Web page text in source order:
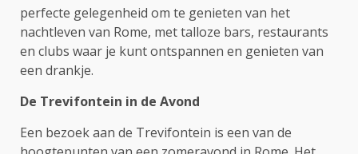
perfecte gelegenheid om te genieten van het
nachtleven van Rome, met talloze bars, restaurants
en clubs waar je kunt ontspannen en genieten van
een drankje.
De Trevifontein in de Avond
Een bezoek aan de Trevifontein is een van de